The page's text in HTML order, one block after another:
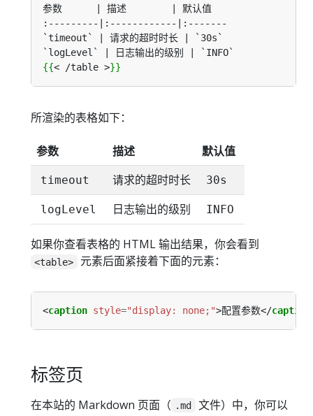
{{< /table >}}
所渲染的表格如下：
参数 描述 默认值
timeout 请求的超时时长 30s
logLevel 日志输出的级别 INFO
如果你查看表格的 HTML 输出结果，你会看到
<table> 元素后面紧接着下面的元素：
<caption style="display: none;">配置参数</caption
标签页
在本站的 Markdown 页面（ .md
文件）中，你可以